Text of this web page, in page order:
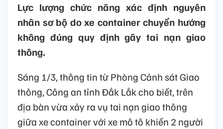
Lực lượng chức năng xác định nguyên
nhân sơ bộ do xe container chuyển hướng
không đúng quy định gây tai nạn giao
thông.
Sáng 1/3, thông tin từ Phòng Cảnh sát Giao
thông, Công an tỉnh Đắk Lắk cho biết, trên
địa bàn vừa xảy ra vụ tai nạn giao thông
giữa xe container với xe mô tô khiến 2 người